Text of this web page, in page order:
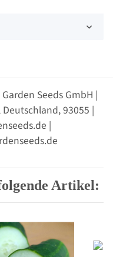
Seeds GmbH |
93055 |
|
Artikel: